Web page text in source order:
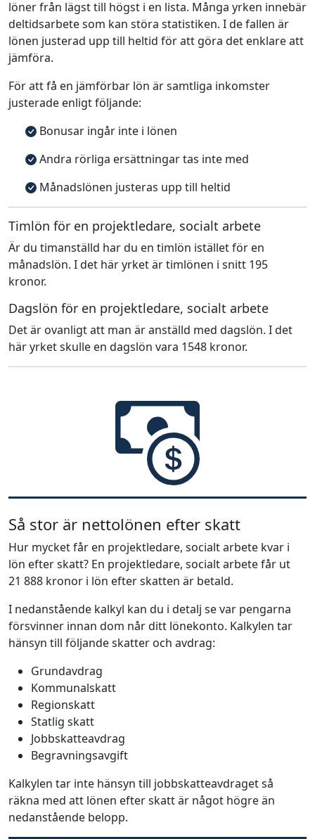
löner från lägst till högst i en lista. Många yrken innebär
deltidsarbete som kan störa statistiken. I de fallen är
lönen justerad upp till heltid för att göra det enklare att
jämföra.
För att få en jämförbar lön är samtliga inkomster
justerade enligt följande:
Bonusar ingår inte i lönen
Andra rörliga ersättningar tas inte med
Månadslönen justeras upp till heltid
Timlön för en projektledare, socialt arbete
Är du timanställd har du en timlön istället för en
månadslön. I det här yrket är timlönen i snitt 195
kronor.
Dagslön för en projektledare, socialt arbete
Det är ovanligt att man är anställd med dagslön. I det
här yrket skulle en dagslön vara 1548 kronor.
Så stor är nettolönen efter skatt
Hur mycket får en projektledare, socialt arbete kvar i
lön efter skatt? En projektledare, socialt arbete får ut
21 888 kronor i lön efter skatten är betald.
I nedanstående kalkyl kan du i detalj se var pengarna
försvinner innan dom når ditt lönekonto. Kalkylen tar
hänsyn till följande skatter och avdrag:
Grundavdrag
Kommunalskatt
Regionskatt
Statlig skatt
Jobbskatteavdrag
Begravningsavgift
Kalkylen tar inte hänsyn till jobbskatteavdraget så
räkna med att lönen efter skatt är något högre än
nedanstående belopp.